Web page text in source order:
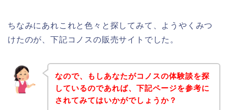
ちなみにあれこれと色々と探してみて、ようやくみつ
けたのが、下記コノスの販売サイトでした。
なので、もしあなたがコノスの体験談を探
しているのであれば、下記ページを参考に
されてみてはいかがでしょうか？